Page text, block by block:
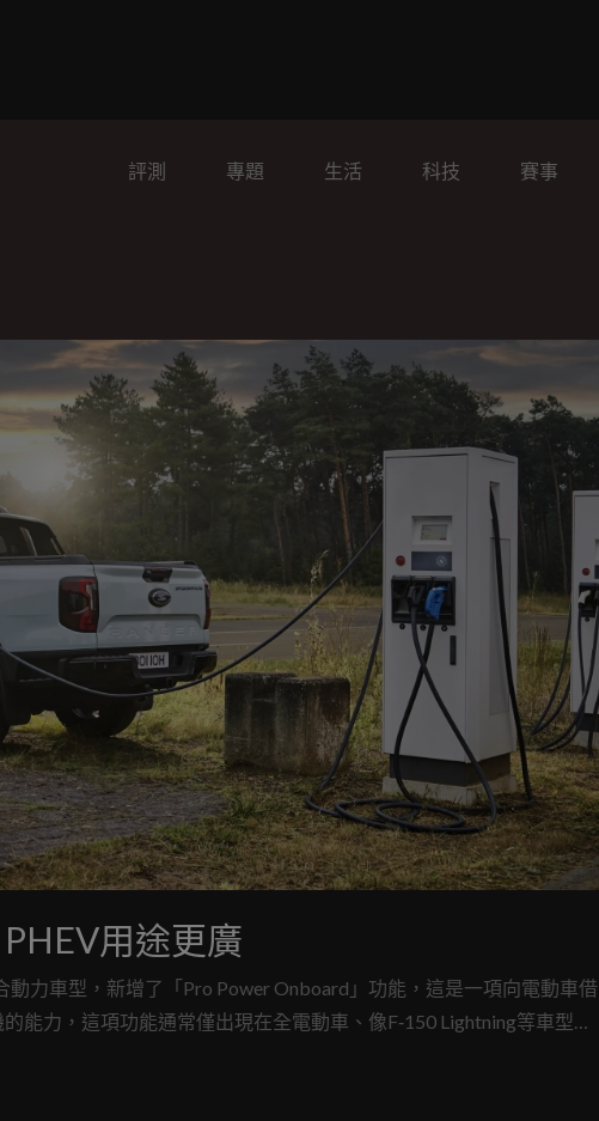
評測 專題 生活 科技 賽事
用途更廣
力車型，新增了「Pro Power Onboard」功能，這是一項向電動車借
能力，這項功能通常僅出現在全電動車、像F‑150 Lightning等車型之